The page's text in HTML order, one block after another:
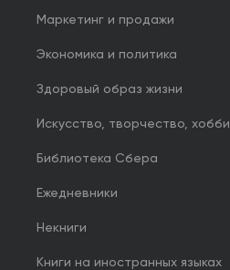
Маркетинг и продажи
Экономика и политика
Здоровый образ жизни
Искусство, творчество, хобби
Библиотека Сбера
Ежедневники
Некниги
Книги на иностранных языках